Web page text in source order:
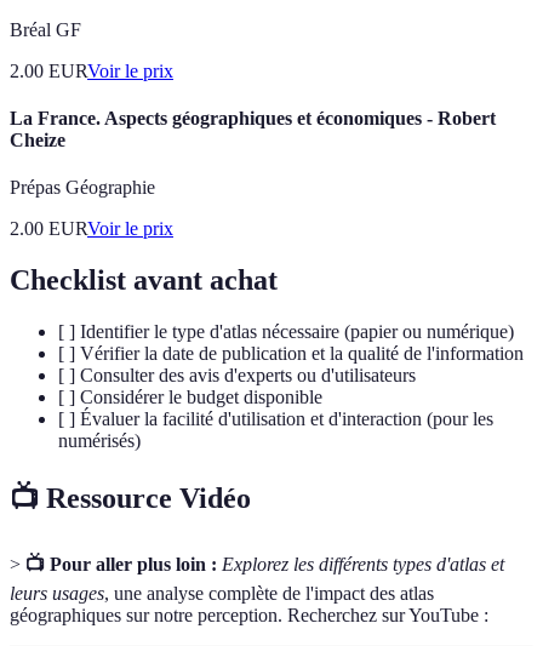
Bréal GF
2.00 EURVoir le prix
La France. Aspects géographiques et économiques - Robert
Cheize
Prépas Géographie
2.00 EURVoir le prix
Checklist avant achat
[ ] Identifier le type d'atlas nécessaire (papier ou numérique)
[ ] Vérifier la date de publication et la qualité de l'information
[ ] Consulter des avis d'experts ou d'utilisateurs
[ ] Considérer le budget disponible
[ ] Évaluer la facilité d'utilisation et d'interaction (pour les
numérisés)
📺 Ressource Vidéo
> 📺 Pour aller plus loin : Explorez les différents types d'atlas et
leurs usages, une analyse complète de l'impact des atlas
géographiques sur notre perception. Recherchez sur YouTube :